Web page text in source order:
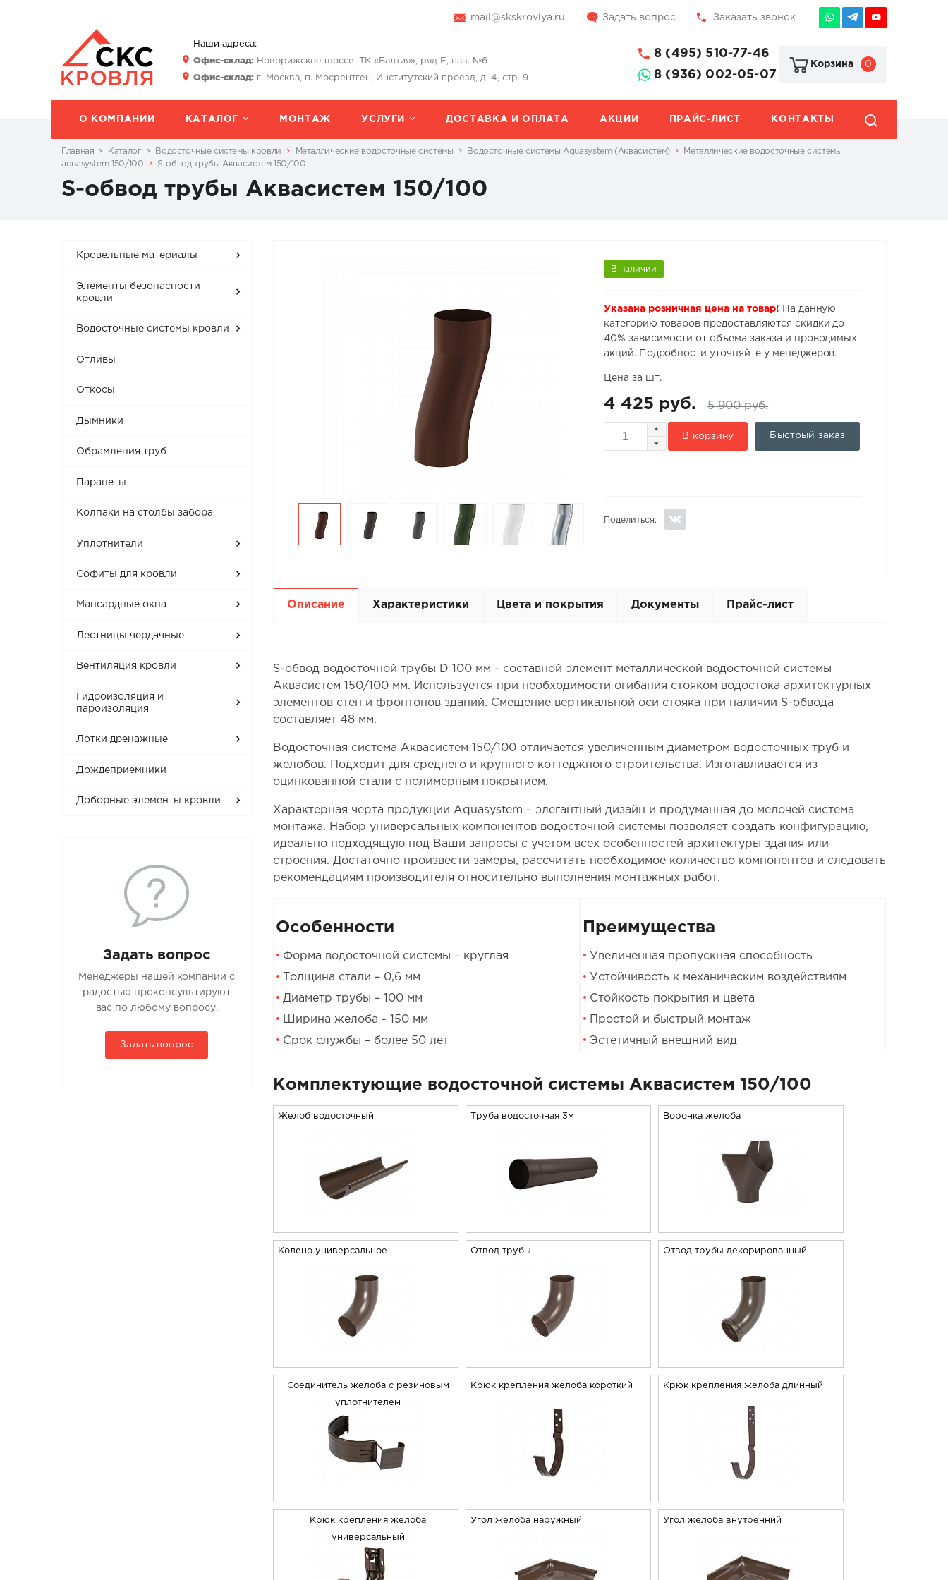
mail@skskrovlya.ru Задать вопрос Заказать звонок
Наши адреса:
Офис-склад:Новорижское шоссе, ТК «Балтия», ряд Е, пав. №6
Офис-склад:г. Москва, п. Мосрентген, Институтский проезд, д. 4, стр. 9
8 (495) 510-77-46
8 (936) 002-05-07
Корзина 0
О КОМПАНИИ КАТАЛОГ МОНТАЖ УСЛУГИ ДОСТАВКА И ОПЛАТА АКЦИИ ПРАЙС-ЛИСТ КОНТАКТЫ
Главная Каталог Водосточные системы кровли Металлические водосточные системы Водосточные системы Aquasystem (Аквасистем)
Металлические водосточные системы
aquasystem 150/100
S-обвод трубы Аквасистем 150/100
S-обвод трубы Аквасистем 150/100
Кровельные материалы
Элементы безопасности
кровли
Водосточные системы кровли
Отливы
Откосы
Дымники
Обрамления труб
Парапеты
Колпаки на столбы забора
Уплотнители
Софиты для кровли
Мансардные окна
Лестницы чердачные
Вентиляция кровли
Гидроизоляция и
пароизоляция
Лотки дренажные
Дождеприемники
Доборные элементы кровли
Задать вопрос
Менеджеры нашей компании с
радостью проконсультируют
вас по любому вопросу.
Задать вопрос
В наличии
Указана розничная цена на товар! На данную
категорию товаров предоставляются скидки до
40% зависимости от объема заказа и проводимых
акций. Подробности уточняйте у менеджеров.
Цена за шт.
4 425 руб. 5 900 руб.
В корзину Быстрый заказ
Поделиться:
Описание Характеристики Цвета и покрытия Документы Прайс-лист
S-обвод водосточной трубы D 100 мм - составной элемент металлической водосточной системы
Аквасистем 150/100 мм. Используется при необходимости огибания стояком водостока архитектурных
элементов стен и фронтонов зданий. Смещение вертикальной оси стояка при наличии S-обвода
составляет 48 мм.
Водосточная система Аквасистем 150/100 отличается увеличенным диаметром водосточных труб и
желобов. Подходит для среднего и крупного коттеджного строительства. Изготавливается из
оцинкованной стали с полимерным покрытием.
Характерная черта продукции Aquasystem – элегантный дизайн и продуманная до мелочей система
монтажа. Набор универсальных компонентов водосточной системы позволяет создать конфигурацию,
идеально подходящую под Ваши запросы с учетом всех особенностей архитектуры здания или
строения. Достаточно произвести замеры, рассчитать необходимое количество компонентов и следовать
рекомендациям производителя относительно выполнения монтажных работ.
Особенности
Форма водосточной системы – круглая
Толщина стали – 0,6 мм
Диаметр трубы – 100 мм
Ширина желоба - 150 мм
Срок службы – более 50 лет
Преимущества
Увеличенная пропускная способность
Устойчивость к механическим воздействиям
Стойкость покрытия и цвета
Простой и быстрый монтаж
Эстетичный внешний вид
Комплектующие водосточной системы Аквасистем 150/100
Желоб водосточный Труба водосточная 3м Воронка желоба
Колено универсальное Отвод трубы Отвод трубы декорированный
Соединитель желоба с резиновым
уплотнителем
Крюк крепления желоба короткий Крюк крепления желоба длинный
Крюк крепления желоба
универсальный
Угол желоба наружный Угол желоба внутренний